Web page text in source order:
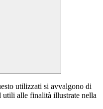
utilizzati si avvalgono di
utili alle finalità illustrate nella